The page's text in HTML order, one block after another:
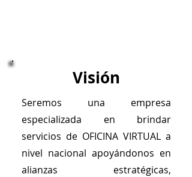
Visión
Seremos una empresa
especializada en brindar
servicios de OFICINA VIRTUAL a
nivel nacional apoyándonos en
alianzas estratégicas,